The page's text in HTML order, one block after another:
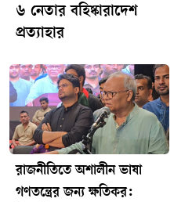
৬ নেতার বহিষ্কারাদেশ
প্রত্যাহার
রাজনীতিতে অশালীন ভাষা
গণতন্ত্রের জন্য ক্ষতিকর: